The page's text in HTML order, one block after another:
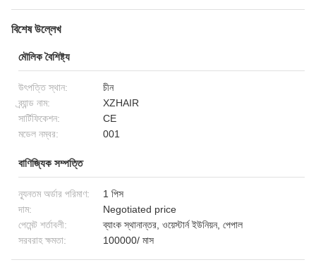
বিশেষ উল্লেখ
মৌলিক বৈশিষ্ট্য
উৎপত্তি স্থান:
চীন
ব্র্যান্ড নাম:
XZHAIR
সার্টিফিকেশন:
CE
মডেল নম্বর:
001
বাণিজ্যিক সম্পত্তি
ন্যূনতম অর্ডার পরিমাণ:
1 পিস
দাম:
Negotiated price
পেমেন্ট শর্তাবলী:
ব্যাংক স্থানান্তর, ওয়েস্টার্ন ইউনিয়ন, পেপাল
সরবরাহ ক্ষমতা:
100000/ মাস